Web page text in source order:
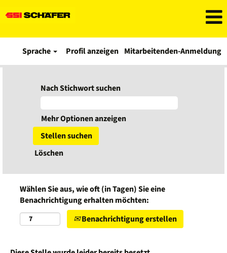
Sprache Profil anzeigen Mitarbeitenden-Anmeldung
Nach Stichwort suchen
Mehr Optionen anzeigen
Löschen
Wählen Sie aus, wie oft (in Tagen) Sie eine
Benachrichtigung erhalten möchten:
Benachrichtigung erstellen